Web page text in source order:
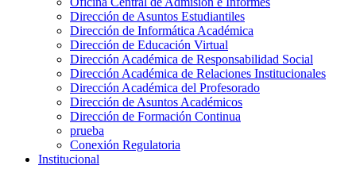
Dirección de Asuntos Estudiantiles
Dirección de Informática Académica
Dirección de Educación Virtual
Dirección Académica de Responsabilidad Social
Dirección Académica de Relaciones Institucionales
Dirección Académica del Profesorado
Dirección de Asuntos Académicos
Dirección de Formación Continua
prueba
Conexión Regulatoria
Institucional